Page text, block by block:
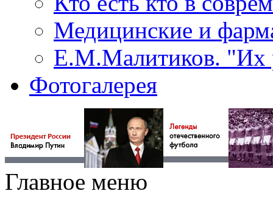
Медицинские и
Е.М.Малитиков. "Их
Фотогалерея
Главное меню